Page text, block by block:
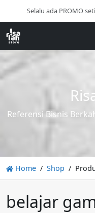
Selalu ada PROMO
Referensi Bisnis
Home Shop
belajar